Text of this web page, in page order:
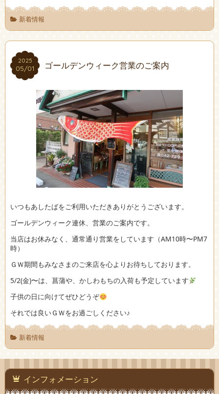
新着情報
2025
05/01
2025
05/01 ゴールデンウィーク営業のご案内
いつもあしたばをご利用いただきありがとうございます。
ゴールデンウィーク連休、営業のご案内です。
当店はお休みなく、通常通り営業をしています（AM10時〜PM7
時）
ＧＷ期間もみなさまのご来店を心よりお待ちしております。
5/2(金)〜は、菖蒲や、かしわもちの入荷も予定しています
子供の日に向けてぜひどうぞ
それでは良いＧＷをお過ごしください♪
新着情報
インフォメーション